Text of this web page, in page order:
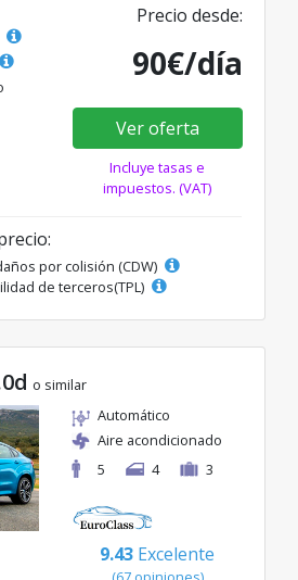
Precio desde:
90€/día
Ver oferta
Incluye tasas e
impuestos. (VAT)
por colisión (CDW)
de terceros(TPL)
o similar
Automático
Aire acondicionado
5
4 3
9.43 Excelente